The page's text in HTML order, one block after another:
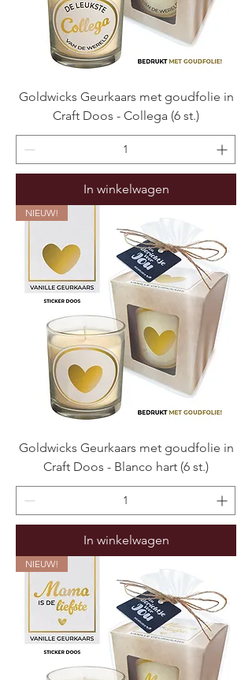
Goldwicks Geurkaars met goudfolie in
Craft Doos - Collega (6 st.)
In winkelwagen
NIEUW!
Goldwicks Geurkaars met goudfolie in
Craft Doos - Blanco hart (6 st.)
In winkelwagen
NIEUW!